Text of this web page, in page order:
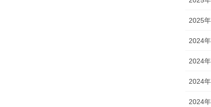
2025
2024
2024
2024
2024